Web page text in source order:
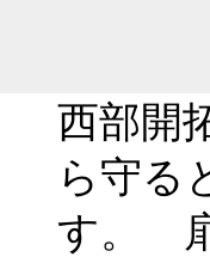
西部開
ら守る
す。